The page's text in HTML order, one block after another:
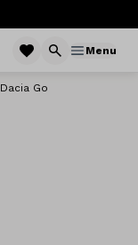
Menu
Dacia Go